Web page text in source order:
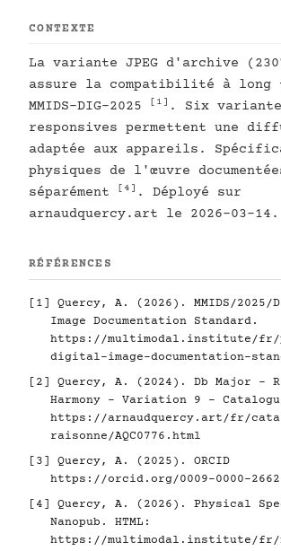
CONTEXTE
La variante JPEG d'archive
assure la compatibilité à long
MMIDS-DIG-2025
[1]
. Six
responsives permettent une
adaptée aux appareils.
physiques de l'œuvre
séparément
[4]
. Déployé sur
arnaudquercy.art le 2026-03-14.
RÉFÉRENCES
[1]
Quercy, A. (2026). MMIDS/
Image Documentation Standard.
https://multimodal.institute/fr/
digital-image-documentation-
[2]
Quercy, A. (2024). Db Major -
Harmony - Variation 9 -
https://arnaudquercy.art/fr/
raisonne/AQC0776.html
[3]
Quercy, A. (2025). ORCID
https://orcid.org/0009-0000-
[4]
Quercy, A. (2026). Physical
Nanopub. HTML:
https://multimodal.institute/fr/